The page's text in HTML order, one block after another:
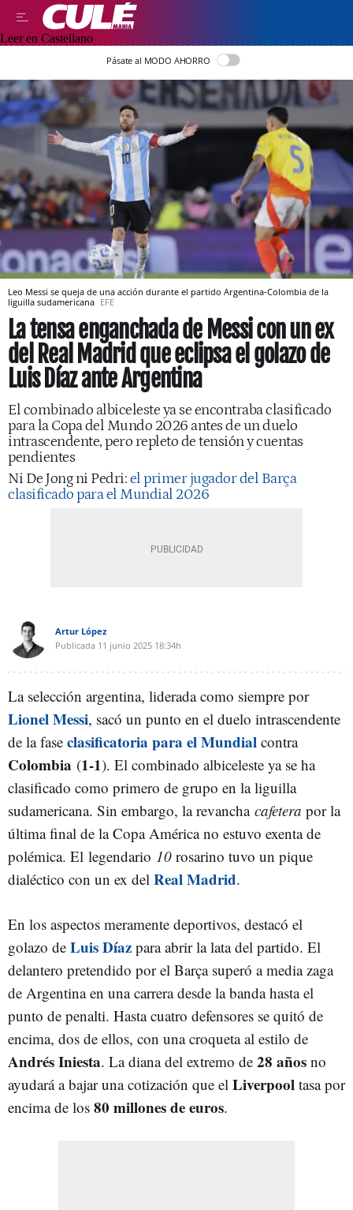
Leer en Castellano
Pásate al MODO AHORRO
Leo Messi se queja de una acción durante el partido Argentina-Colombia de la
liguilla sudamericana EFE
La tensa enganchada de Messi con un ex
del Real Madrid que eclipsa el golazo de
Luis Díaz ante Argentina
El combinado albiceleste ya se encontraba clasificado
para la Copa del Mundo 2026 antes de un duelo
intrascendente, pero repleto de tensión y cuentas
pendientes
Ni De Jong ni Pedri:el primer jugador del Barça
clasificado para el Mundial 2026
Artur López
Publicada 11 junio 2025 18:34h
La selección argentina, liderada como siempre por
Lionel Messi, sacó un punto en el duelo intrascendente
de la fase clasificatoria para el Mundial contra
Colombia (1-1). El combinado albiceleste ya se ha
clasificado como primero de grupo en la liguilla
sudamericana. Sin embargo, la revancha cafetera por la
última final de la Copa América no estuvo exenta de
polémica. El legendario 10 rosarino tuvo un pique
dialéctico con un ex del Real Madrid.
En los aspectos meramente deportivos, destacó el
golazo de Luis Díaz para abrir la lata del partido. El
delantero pretendido por el Barça superó a media zaga
de Argentina en una carrera desde la banda hasta el
punto de penalti. Hasta cuatro defensores se quitó de
encima, dos de ellos, con una croqueta al estilo de
Andrés Iniesta. La diana del extremo de 28 años no
ayudará a bajar una cotización que el Liverpool tasa por
encima de los 80 millones de euros.